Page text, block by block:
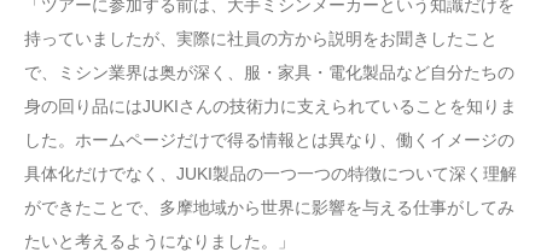
「ツアーに参加する前は、大手ミシンメーカーという知識だけを
持っていましたが、実際に社員の方から説明をお聞きしたこと
で、ミシン業界は奥が深く、服・家具・電化製品など自分たちの
身の回り品にはJUKIさんの技術力に支えられていることを知りま
した。ホームページだけで得る情報とは異なり、働くイメージの
具体化だけでなく、JUKI製品の一つ一つの特徴について深く理解
ができたことで、多摩地域から世界に影響を与える仕事がしてみ
たいと考えるようになりました。」